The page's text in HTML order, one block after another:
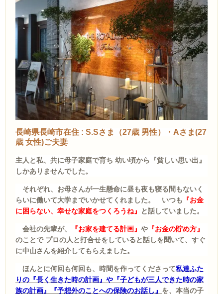
長崎県長崎市在住 : S.Sさま（27歳 男性）・Aさま(27
歳 女性)ご夫妻
主人 と私、共に母子家庭で育ち 幼い頃から『貧しい思い出』
しかありませんでした。
それぞれ、お母さんが一生懸命に昼も夜も寝る間もないく
らいに働いて大学までいかせてくれました。 いつも 『お金
に困らない、幸せな家庭をつくろうね』
と話していました。
会社の先輩が、 『お家を建てる計画』 や 『お金の貯め方』
のことで プロの人と打合せをしていると話しを聞いて、すぐ
に中山さんを紹介してもらえました。
ほんとに何回も何回も、時間を作ってくださって私達ふた
りの『長く生きた時の計画』や『子どもが三人できた時の家
族の計画』『予想外のことへの保険のお話し』 を、本当の子